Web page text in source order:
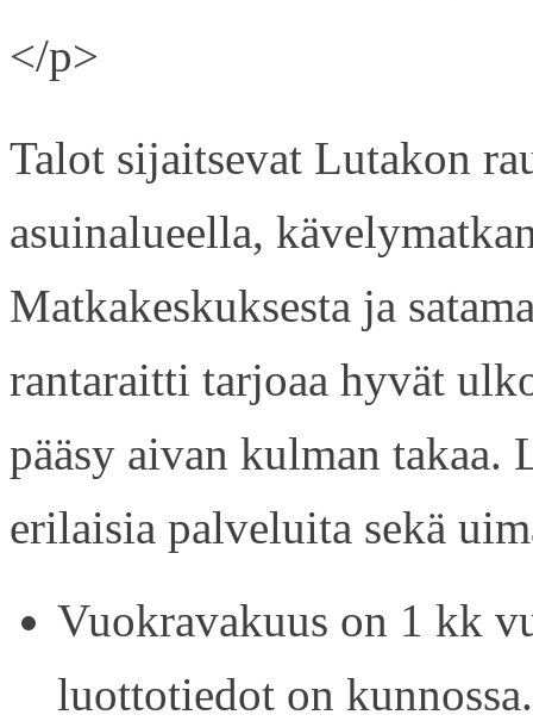
</p>
Talot sijaitsevat Lutakon
asuinalueella,
Matkakeskuksesta ja
rantaraitti tarjoaa hyvät
pääsy aivan kulman
erilaisia palveluita sekä
Vuokravakuus on 1 kk
luottotiedot on kunnossa.